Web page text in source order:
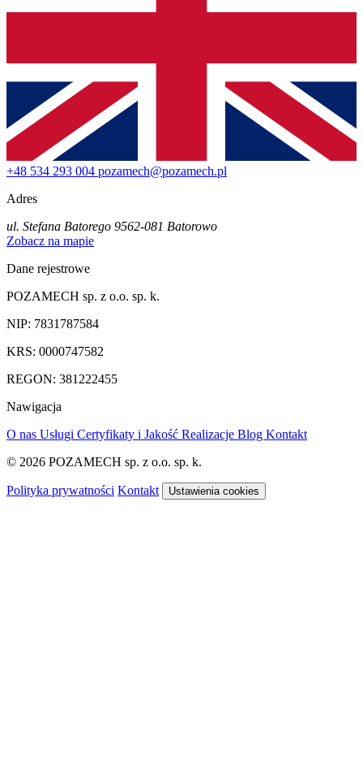
+48 534 293 004 pozamech@pozamech.pl
Adres
ul. Stefana Batorego 9562-081 Batorowo
Zobacz na mapie
Dane rejestrowe
POZAMECH sp. z o.o. sp. k.
NIP: 7831787584
KRS: 0000747582
REGON: 381222455
Nawigacja
O nas Usługi Certyfikaty i Jakość Realizacje Blog Kontakt
© 2026 POZAMECH sp. z o.o. sp. k.
Polityka prywatności Kontakt Ustawienia cookies